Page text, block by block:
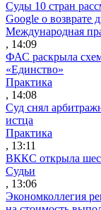
Суды 10 стран
Google о возврате
Международная
, 14:09
ФАС раскрыла
«Единство»
Практика
, 14:08
Суд снял
истца
Практика
, 13:11
ВККС открыла
Судьи
, 13:06
Экономколлегия